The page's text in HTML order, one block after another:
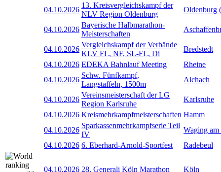
04.10.2026
13. Kreisvergleichskampf der
NLV Region Oldenburg
Oldenburg
04.10.2026
Bayerische Halbmarathon-
Meisterschaften
04.10.2026
Vergleichskampf der Verbände
KLV FL, NF, SL-FL, Di
Bredstedt
04.10.2026 EDEKA Bahnlauf Meeting
Rheine
04.10.2026
Schw. Fünfkampf,
Langstaffeln, 1500m
Aichach
04.10.2026
Vereinsmeisterschaft der LG
Region Karlsruhe
Karlsruhe
04.10.2026 Kreismehrkampfmeisterschaften Hamm
04.10.2026
Sparkassenmehrkampfserie Teil
IV
Waging am
04.10.2026 6. Eberhard-Arnold-Sportfest Radebeul
04.10.2026 28. Generali Köln Marathon Köln